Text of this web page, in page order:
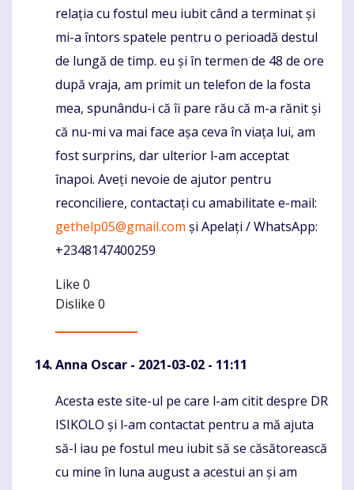
relația cu fostul meu iubit când a terminat și
mi-a întors spatele pentru o perioadă destul
de lungă de timp. eu și în termen de 48 de ore
după vraja, am primit un telefon de la fosta
mea, spunându-i că îi pare rău că m-a rănit și
că nu-mi va mai face așa ceva în viața lui, am
fost surprins, dar ulterior l-am acceptat
înapoi. Aveți nevoie de ajutor pentru
reconciliere, contactați cu amabilitate e-mail:
gethelp05@gmail.com și Apelați / WhatsApp:
+2348147400259
Like 0
Dislike 0
Anna Oscar - 2021-03-02 - 11:11
Komentaras
Acesta este site-ul pe care l-am citit despre DR
ISIKOLO și l-am contactat pentru a mă ajuta
să-l iau pe fostul meu iubit să se căsătorească
cu mine în luna august a acestui an și am